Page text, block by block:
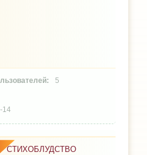
5
14
СТИХОБЛУДСТВО